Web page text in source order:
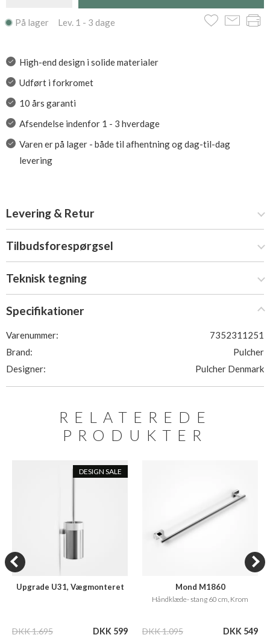
På lager Lev. 1 - 3 dage
High-end design i solide materialer
Udført i forkromet
10 års garanti
Afsendelse indenfor 1 - 3 hverdage
Varen er på lager - både til afhentning og dag-til-dag
levering
Levering & Retur
Tilbudsforespørgsel
Teknisk tegning
Specifikationer
Varenummer:
7352311251
Brand:
Pulcher
Designer:
Pulcher Denmark
RELATEREDE
PRODUKTER
DESIGN SALE
Upgrade U31, Vægmonteret
DKK 1.695 DKK 599
Mond M1860
Håndklæde- stang 60 cm, Krom
DKK 1.095 DKK 549